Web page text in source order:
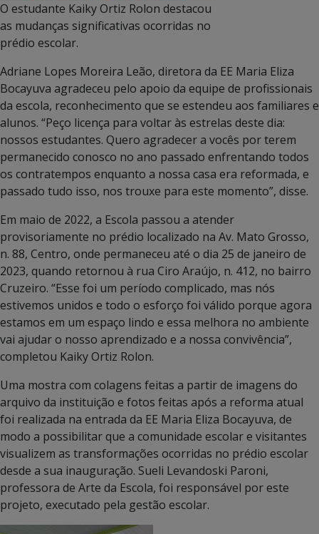
O estudante Kaiky Ortiz Rolon destacou
as mudanças significativas ocorridas no
prédio escolar.
Adriane Lopes Moreira Leão, diretora da EE Maria Eliza
Bocayuva agradeceu pelo apoio da equipe de profissionais
da escola, reconhecimento que se estendeu aos familiares e
alunos. “Peço licença para voltar às estrelas deste dia:
nossos estudantes. Quero agradecer a vocês por terem
permanecido conosco no ano passado enfrentando todos
os contratempos enquanto a nossa casa era reformada, e
passado tudo isso, nos trouxe para este momento”, disse.
Em maio de 2022, a Escola passou a atender
provisoriamente no prédio localizado na Av. Mato Grosso,
n. 88, Centro, onde permaneceu até o dia 25 de janeiro de
2023, quando retornou à rua Ciro Araújo, n. 412, no bairro
Cruzeiro. “Esse foi um período complicado, mas nós
estivemos unidos e todo o esforço foi válido porque agora
estamos em um espaço lindo e essa melhora no ambiente
vai ajudar o nosso aprendizado e a nossa convivência”,
completou Kaiky Ortiz Rolon.
Uma mostra com colagens feitas a partir de imagens do
arquivo da instituição e fotos feitas após a reforma atual
foi realizada na entrada da EE Maria Eliza Bocayuva, de
modo a possibilitar que a comunidade escolar e visitantes
visualizem as transformações ocorridas no prédio escolar
desde a sua inauguração. Sueli Levandoski Paroni,
professora de Arte da Escola, foi responsável por este
projeto, executado pela gestão escolar.